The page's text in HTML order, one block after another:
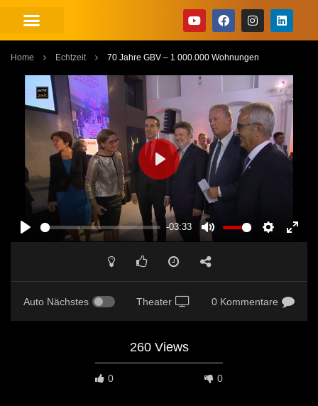
Home Echtzeit 70 Jahre GBV – 1 000.000 Wohnungen
PLAY
-03:33
MUTE SETTINGS
PLAY
Auto Nächstes Theater 0 Kommentare
260 Views
0 0